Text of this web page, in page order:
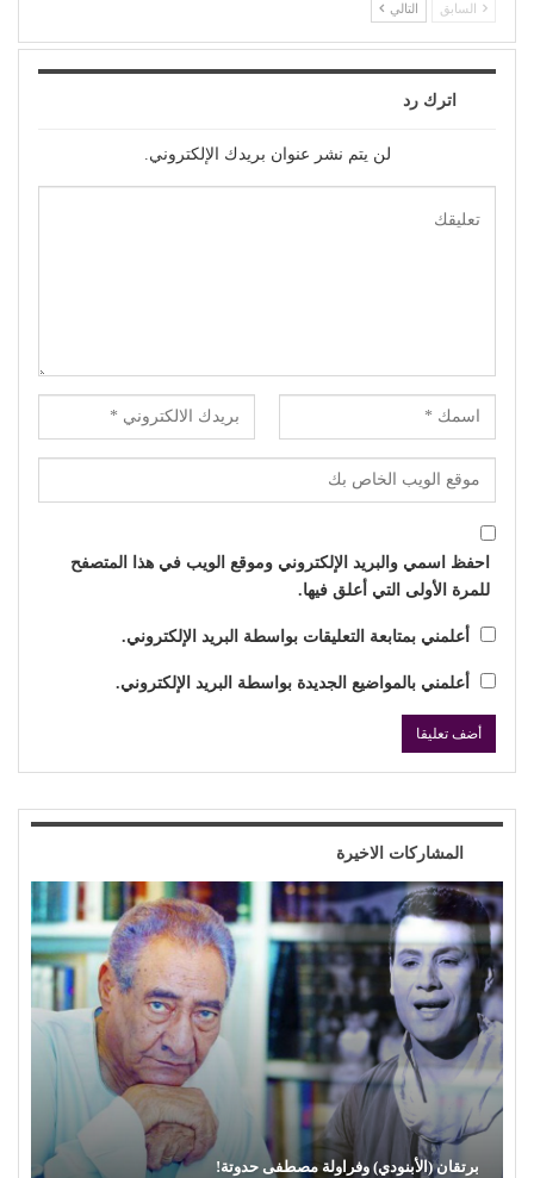
السابق التالي
اترك رد
لن يتم نشر عنوان بريدك الإلكتروني.
احفظ اسمي والبريد الإلكتروني وموقع الويب في هذا المتصفح
للمرة الأولى التي أعلق فيها.
أعلمني بمتابعة التعليقات بواسطة البريد الإلكتروني.
أعلمني بالمواضيع الجديدة بواسطة البريد الإلكتروني.
المشاركات الاخيرة
محمود عطية يكتب: سوق (الترند) واللحم الرخيص!